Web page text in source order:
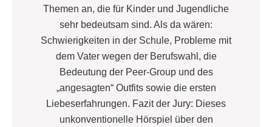
Themen an, die für Kinder und Jugendliche
sehr bedeutsam sind. Als da wären:
Schwierigkeiten in der Schule, Probleme mit
dem Vater wegen der Berufswahl, die
Bedeutung der Peer-Group und des
„angesagten“ Outfits sowie die ersten
Liebeserfahrungen. Fazit der Jury: Dieses
unkonventionelle Hörspiel über den